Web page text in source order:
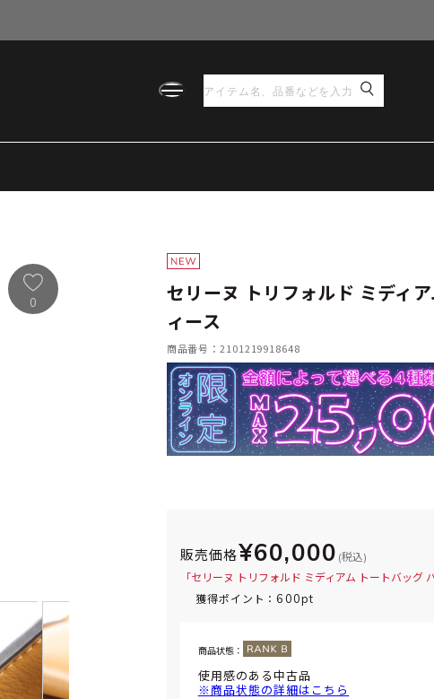
0
セリーヌ トリフォルド ミディ
ィース
商品番号：2101219918648
販売価格¥60,000 (税込)
「セリーヌ トリフォルド ミディアム トートバッグ
獲得ポイント： 600pt
商品状態：
使用感のある中古品
※商品状態の詳細はこちら